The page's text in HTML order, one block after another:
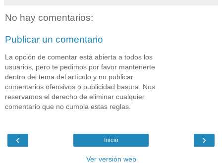
No hay comentarios:
Publicar un comentario
La opción de comentar está abierta a todos los
usuarios, pero te pedimos por favor mantenerte
dentro del tema del artículo y no publicar
comentarios ofensivos o publicidad basura. Nos
reservamos el derecho de eliminar cualquier
comentario que no cumpla estas reglas.
‹ ›
Inicio
Ver versión web